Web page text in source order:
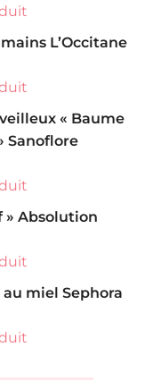
L’Occitane
« Baume
Sanoflore
» Absolution
miel Sephora